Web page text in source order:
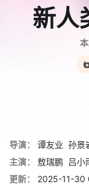
新人
导演： 谭友业 孙景
主演：
敖瑞鹏 吕小
更新：
2025-11-30